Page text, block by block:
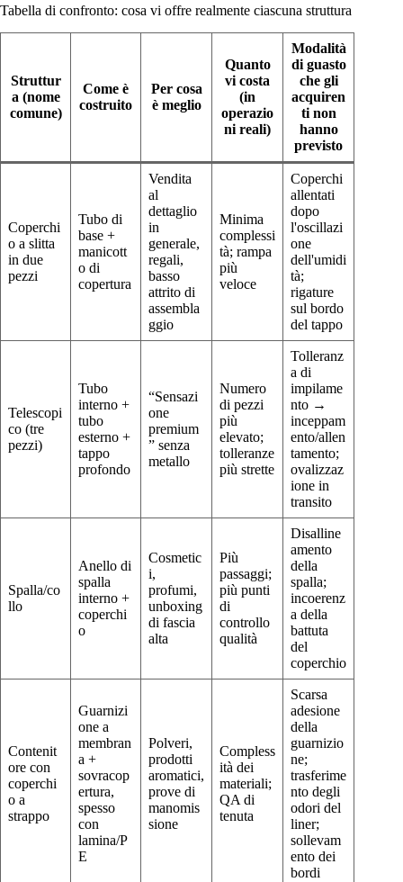
Tabella di confronto: cosa vi offre realmente ciascuna struttura
Struttur
a (nome
comune)
Come è
costruito
Per cosa
è meglio
Quanto
vi costa
(in
operazio
ni reali)
Modalità
di guasto
che gli
acquiren
ti non
hanno
previsto
Coperchi
o a slitta
in due
pezzi
Tubo di
base +
manicott
o di
copertura
Vendita
al
dettaglio
in
generale,
regali,
basso
attrito di
assembla
ggio
Minima
complessi
tà; rampa
più
veloce
Coperchi
allentati
dopo
l'oscillazi
one
dell'umidi
tà;
rigature
sul bordo
del tappo
Telescopi
co (tre
pezzi)
Tubo
interno +
tubo
esterno +
tappo
profondo
“Sensazi
one
premium
” senza
metallo
Numero
di pezzi
più
elevato;
tolleranze
più strette
Tolleranz
a di
impilame
nto →
inceppam
ento/allen
tamento;
ovalizzaz
ione in
transito
Spalla/co
llo
Anello di
spalla
interno +
coperchi
o
Cosmetic
i,
profumi,
unboxing
di fascia
alta
Più
passaggi;
più punti
di
controllo
qualità
Disalline
amento
della
spalla;
incoerenz
a della
battuta
del
coperchio
Contenit
ore con
coperchi
o a
strappo
Guarnizi
one a
membran
a +
sovracop
ertura,
spesso
con
lamina/P
E
Polveri,
prodotti
aromatici,
prove di
manomis
sione
Compless
ità dei
materiali;
QA di
tenuta
Scarsa
adesione
della
guarnizio
ne;
trasferime
nto degli
odori del
liner;
sollevam
ento dei
bordi